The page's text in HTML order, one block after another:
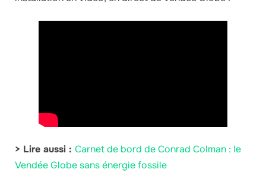
> Lire aussi : Carnet de bord de Conrad Colman : le
Vendée Globe sans énergie fossile